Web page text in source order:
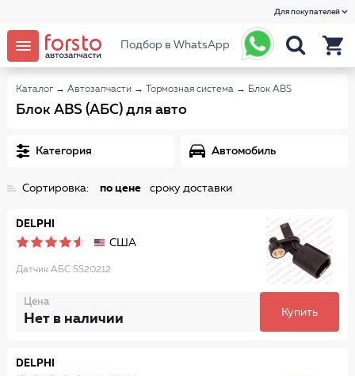
Для покупателей
Подбор в WhatsApp
Каталог → Автозапчасти → Тормозная система → Блок ABS
Блок ABS (АБС) для авто
Категория Автомобиль
Сортировка: по цене сроку доставки
DELPHI
США
Датчик АБС SS20212
Цена
Нет в наличии Купить
DELPHI